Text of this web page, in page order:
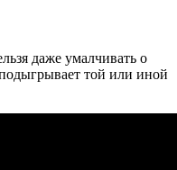
даже умалчивать о
той или иной